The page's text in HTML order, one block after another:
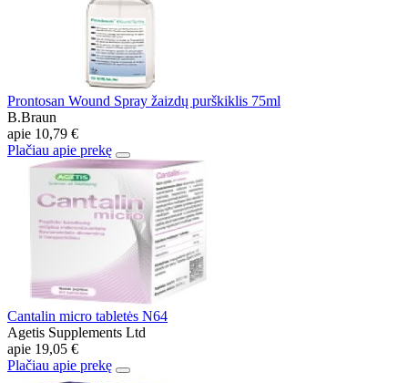
Prontosan Wound Spray žaizdų purškiklis 75ml
B.Braun
apie 10,79 €
Plačiau apie prekę
Cantalin micro tabletės N64
Agetis Supplements Ltd
apie 19,05 €
Plačiau apie prekę